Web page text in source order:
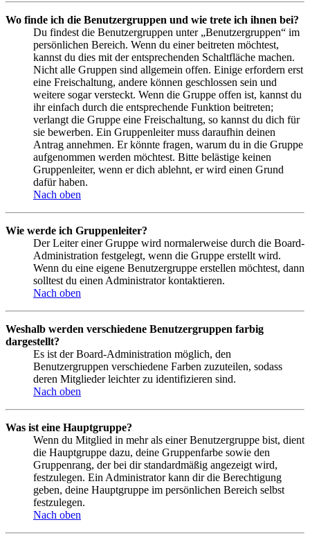
Wo finde ich die Benutzergruppen und wie trete ich ihnen bei?
Du findest die Benutzergruppen unter „Benutzergruppen“ im
persönlichen Bereich. Wenn du einer beitreten möchtest,
kannst du dies mit der entsprechenden Schaltfläche machen.
Nicht alle Gruppen sind allgemein offen. Einige erfordern erst
eine Freischaltung, andere können geschlossen sein und
weitere sogar versteckt. Wenn die Gruppe offen ist, kannst du
ihr einfach durch die entsprechende Funktion beitreten;
verlangt die Gruppe eine Freischaltung, so kannst du dich für
sie bewerben. Ein Gruppenleiter muss daraufhin deinen
Antrag annehmen. Er könnte fragen, warum du in die Gruppe
aufgenommen werden möchtest. Bitte belästige keinen
Gruppenleiter, wenn er dich ablehnt, er wird einen Grund
dafür haben.
Nach oben
Wie werde ich Gruppenleiter?
Der Leiter einer Gruppe wird normalerweise durch die Board-
Administration festgelegt, wenn die Gruppe erstellt wird.
Wenn du eine eigene Benutzergruppe erstellen möchtest, dann
solltest du einen Administrator kontaktieren.
Nach oben
Weshalb werden verschiedene Benutzergruppen farbig
dargestellt?
Es ist der Board-Administration möglich, den
Benutzergruppen verschiedene Farben zuzuteilen, sodass
deren Mitglieder leichter zu identifizieren sind.
Nach oben
Was ist eine Hauptgruppe?
Wenn du Mitglied in mehr als einer Benutzergruppe bist, dient
die Hauptgruppe dazu, deine Gruppenfarbe sowie den
Gruppenrang, der bei dir standardmäßig angezeigt wird,
festzulegen. Ein Administrator kann dir die Berechtigung
geben, deine Hauptgruppe im persönlichen Bereich selbst
festzulegen.
Nach oben